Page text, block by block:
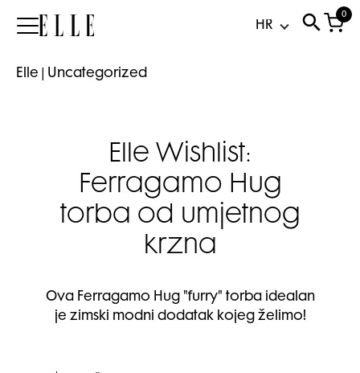
Elle
0
Elle Uncategorized
Elle Wishlist:
Ferragamo Hug
torba od umjetnog
krzna
Ova Ferragamo Hug "furry" torba idealan
je zimski modni dodatak kojeg želimo!